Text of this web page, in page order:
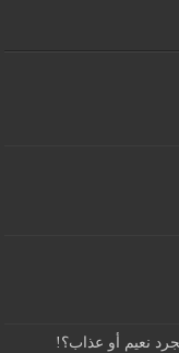
نعيم أو عذاب؟!